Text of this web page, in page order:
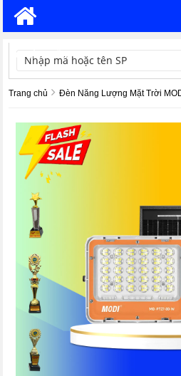
TÌM KIẾM
Trang chủ Đèn Năng Lượng Mặt Trời